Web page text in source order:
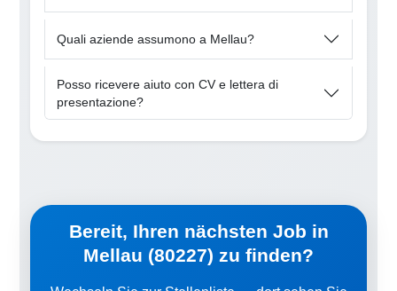
Quali aziende assumono a Mellau?
Posso ricevere aiuto con CV e lettera di
presentazione?
Bereit, Ihren nächsten Job in
Mellau (80227) zu finden?